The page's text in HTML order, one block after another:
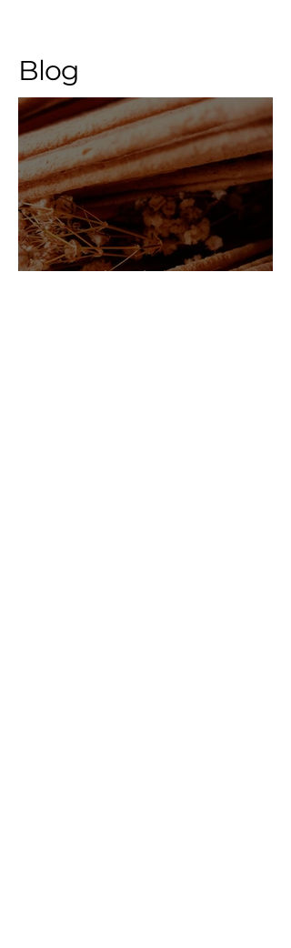
Blog
O Poder do Incenso: